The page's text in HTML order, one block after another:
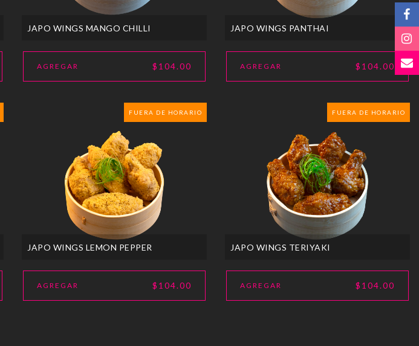
JAPO WINGS MANGO CHILLI
AGREGAR $104.00
JAPO WINGS PANTHAI
AGREGAR $104.00
FUERA DE HORARIO
JAPO WINGS LEMON PEPPER
AGREGAR $104.00
FUERA DE HORARIO
JAPO WINGS TERIYAKI
AGREGAR $104.00